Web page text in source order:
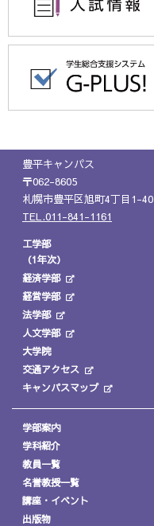
豊平キャンパス
〒062-8605
札幌市豊平区旭町4丁目1-40
TEL.011-841-1161
工学部
（1年次）
経済学部
経営学部
法学部
人文学部
大学院
交通アクセス
キャンパスマップ
学部案内
学科紹介
教員一覧
名誉教授一覧
講座・イベント
出版物